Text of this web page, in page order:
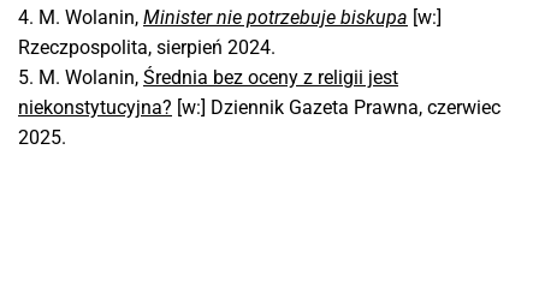
4. M. Wolanin, Minister nie potrzebuje biskupa [w:]
Rzeczpospolita, sierpień 2024.
5. M. Wolanin, Średnia bez oceny z religii jest
niekonstytucyjna? [w:] Dziennik Gazeta Prawna, czerwiec
2025.